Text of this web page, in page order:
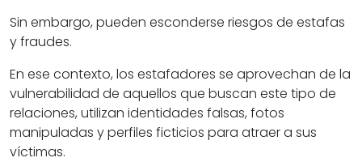
Sin embargo, pueden esconderse riesgos de estafas
y fraudes.
En ese contexto, los estafadores se aprovechan de la
vulnerabilidad de aquellos que buscan este tipo de
relaciones, utilizan identidades falsas, fotos
manipuladas yperfiles ficticios para atraer a sus
víctimas.